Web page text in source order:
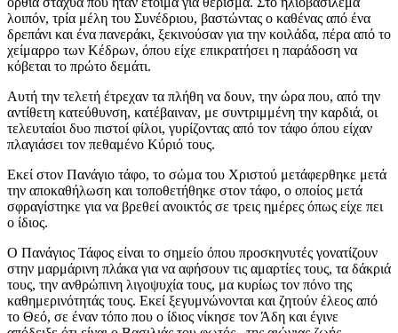
λοιπόν, τρία μέλη του Συνέδριου, βαστώντας ο καθένας από ένα
δρεπάνι και ένα πανεράκι, ξεκινούσαν για την κοιλάδα, πέρα από το
χείμαρρο των Κέδρων, όπου είχε επικρατήσει η παράδοση να
κόβεται το πρώτο δεμάτι.
Αυτή την τελετή έτρεχαν τα πλήθη να δουν, την ώρα που, από την
αντίθετη κατεύθυνση, κατέβαιναν, με συντριμμένη την καρδιά, οι
τελευταίοι δυο πιστοί φίλοι, γυρίζοντας από τον τάφο όπου είχαν
πλαγιάσει τον πεθαμένο Κύριό τους.
Εκεί στον Πανάγιο τάφο, το σώμα του Χριστού μετάφερθηκε μετά
την αποκαθήλωση και τοποθετήθηκε στον τάφο, ο οποίος μετά
σφραγίστηκε για να βρεθεί ανοικτός σε τρεις ημέρες όπως είχε πει
ο ίδιος.
Ο Πανάγιος Τάφος είναι το σημείο όπου προσκηνυτές γονατίζουν
στην μαρμάρινη πλάκα για να αφήσουν τις αμαρτίες τους, τα δάκριά
τους, την ανθρώπινη λιγοψυχία τους, μα κυρίως τον πόνο της
καθημερινότητάς τους. Εκεί ξεγυμνώνονται και ζητούν έλεος από
το Θεό, σε έναν τόπο που ο ίδιος νίκησε τον Άδη και έγινε